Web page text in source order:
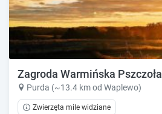
Zagroda Warmińska Pszczoła
Purda (~13.4 km od Waplewo)
Zwierzęta mile widziane